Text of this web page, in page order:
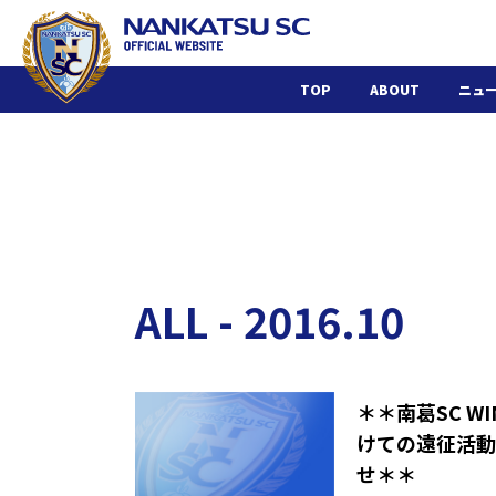
TOP ABOUT ニュ
ALL - 2016.10
＊＊南葛SC
けての遠征活
せ＊＊